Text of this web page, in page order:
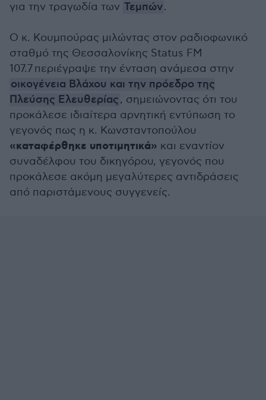
για την τραγωδία των Τεμπών.
Ο κ. Κουμπούρας μιλώντας στον ραδιοφωνικό
σταθμό της Θεσσαλονίκης Status FM
107.7περιέγραψε την ένταση ανάμεσα στην
οικογένεια Βλάχου και την πρόεδρο της
Πλεύσης Ελευθερίας, σημειώνοντας ότι του
προκάλεσε ιδιαίτερα αρνητική εντύπωση το
γεγονός πως η κ. Κωνσταντοπούλου
«καταφέρθηκε υποτιμητικά» και εναντίον
συναδέλφου του δικηγόρου, γεγονός που
προκάλεσε ακόμη μεγαλύτερες αντιδράσεις
από παριστάμενους συγγενείς.